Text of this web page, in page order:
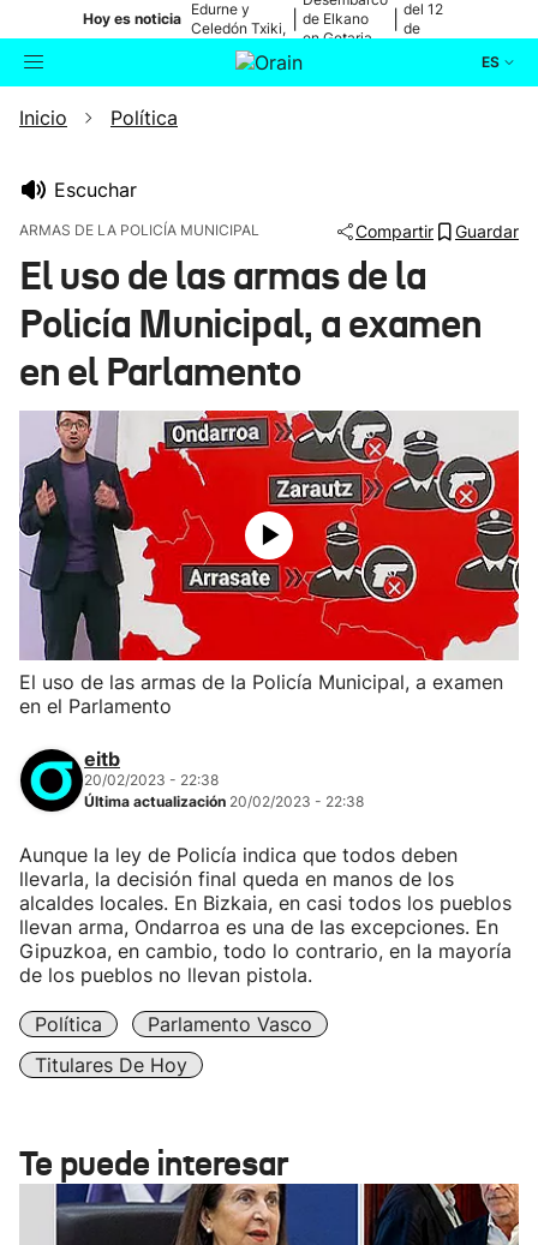
Hoy es noticia
Edurne y
Celedón Txiki,
en directo
de Elkano
en Getaria
del 12
de
ES
Buscador
Ikusmiran
Eguraldia
Inicio Política
Escuchar
ARMAS DE LA POLICÍA MUNICIPAL Compartir Guardar
El uso de las armas de la
Policía Municipal, a examen
en el Parlamento
El uso de las armas de la Policía Municipal, a examen
en el Parlamento
eitb
20/02/2023 - 22:38
Última actualización 20/02/2023 - 22:38
Aunque la ley de Policía indica que todos deben
llevarla, la decisión final queda en manos de los
alcaldes locales. En Bizkaia, en casi todos los pueblos
llevan arma, Ondarroa es una de las excepciones. En
Gipuzkoa, en cambio, todo lo contrario, en la mayoría
de los pueblos no llevan pistola.
Política
Parlamento Vasco
Titulares De Hoy
Te puede interesar